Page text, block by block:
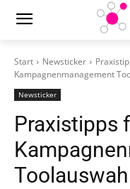
Start Newsticker
Kampagnenmanagement
Newsticker
Praxistipps
Toolauswahl